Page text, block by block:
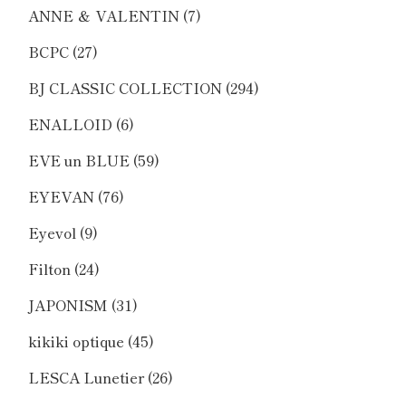
ANNE ＆ VALENTIN (7)
BCPC (27)
BJ CLASSIC COLLECTION (294)
ENALLOID (6)
EVE un BLUE (59)
EYEVAN (76)
Eyevol (9)
Filton (24)
JAPONISM (31)
kikiki optique (45)
LESCA Lunetier(26)